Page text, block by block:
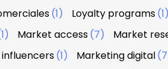
(1) Loyalty programs(1)
Market access(7) Market
(1) Marketing digital